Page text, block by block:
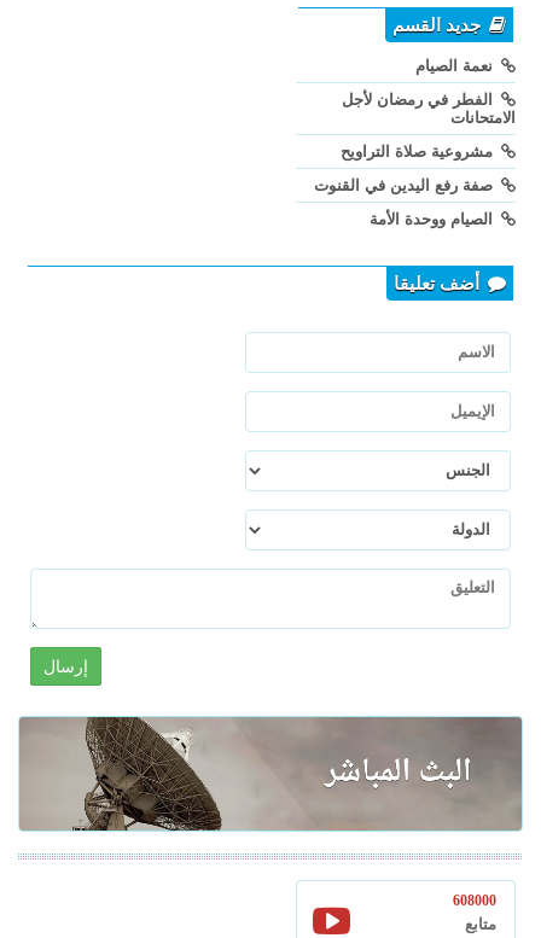
جديد القسم
نعمة الصيام
الفطر في رمضان لأجل
الامتحانات
مشروعية صلاة التراويح
صفة رفع اليدين في القنوت
الصيام ووحدة الأمة
أضف تعليقا
إرسال
608000
متابع